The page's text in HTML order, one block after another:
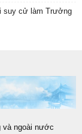
suy cử làm Trưởng
và ngoài nước